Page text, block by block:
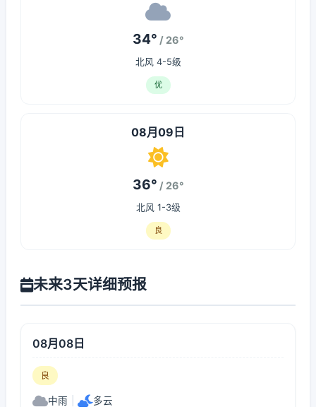
34° / 26°
北风 4-5级
优
08月09日
36° / 26°
北风 1-3级
良
未来3天详细预报
08月08日
良
中雨 多云